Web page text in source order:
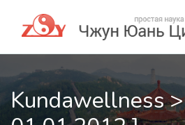
Kundawellness